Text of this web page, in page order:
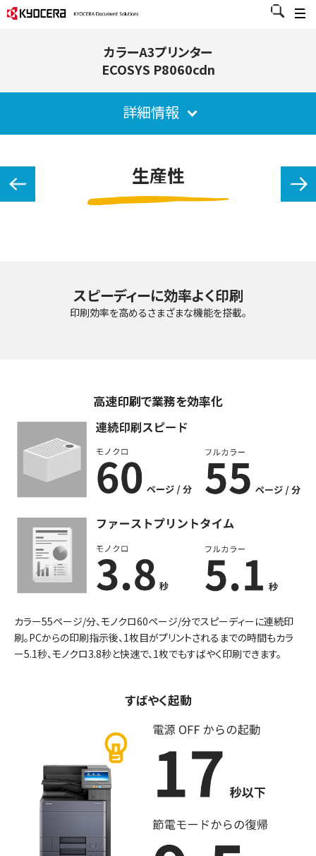
カラーA3プリンター
ECOSYS P8060cdn
詳細情報
生産性
スピーディーに効率よく印刷
印刷効率を高めるさまざまな機能を搭載。
高速印刷で業務を効率化
カラー55ページ/分、モノクロ60ページ/分でスピーディーに連続印
刷。PCからの印刷指示後、1枚目がプリントされるまでの時間もカラ
ー5.1秒、モノクロ3.8秒と快速で、1枚でもすばやく印刷できます。
すばやく起動